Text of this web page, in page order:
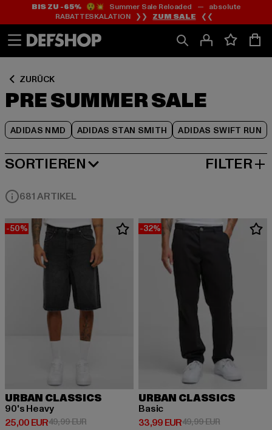
Zum
Inhalt
springen
Zum
Fußzeile
springen
BIS ZU -65%😲💥 Summer Sale Reloaded — absolute
RABATTESKALATION ❯❯ ZUM SALE ❮❮
ZURÜCK
PRE SUMMER SALE
ADIDAS NMD ADIDAS STAN SMITH ADIDAS SWIFT RUN
Zum
Produktraster
springen
SORTIEREN
BELIEBTESTE FILTER
681 ARTIKEL
-50%
URBAN CLASSICS
90's Heavy
25,00 EUR
Derzeitiger Preis: 25,00 EUR
49,99 EURAktionspreis: 49,99 EUR
-32%
URBAN CLASSICS
Basic
33,99 EUR
Derzeitiger Preis: 33,99 EUR
49,99 EURAktionspreis: